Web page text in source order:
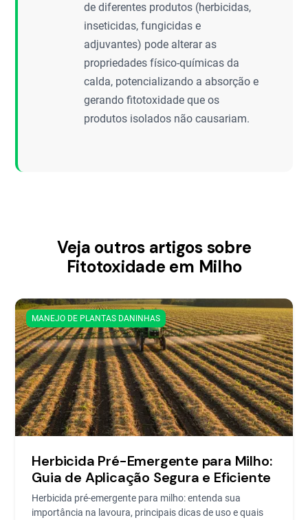
de diferentes produtos (herbicidas,
inseticidas, fungicidas e
adjuvantes) pode alterar as
propriedades físico-químicas da
calda, potencializando a absorção e
gerando fitotoxidade que os
produtos isolados não causariam.
Veja outros artigos sobre
Fitotoxidade em Milho
MANEJO DE PLANTAS DANINHAS
Herbicida Pré-Emergente para Milho:
Guia de Aplicação Segura e Eficiente
Herbicida pré-emergente para milho: entenda sua
importância na lavoura, principais dicas de uso e quais